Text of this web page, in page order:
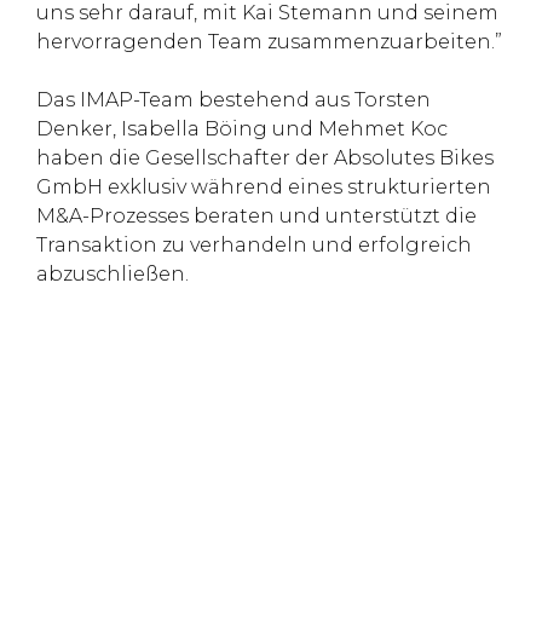
uns sehr darauf, mit Kai Stemann und seinem
hervorragenden Team zusammenzuarbeiten.”
Das IMAP-Team bestehend aus Torsten
Denker, Isabella Böing und Mehmet Koc
haben die Gesellschafter der Absolutes Bikes
GmbH exklusiv während eines strukturierten
M&A-Prozesses beraten und unterstützt die
Transaktion zu verhandeln und erfolgreich
abzuschließen.